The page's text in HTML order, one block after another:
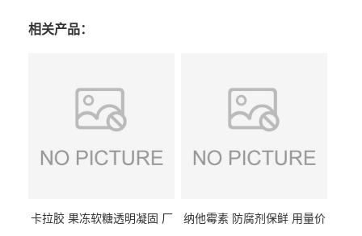
相关产品：
卡拉胶 果冻软糖透明凝固 厂
纳他霉素 防腐剂保鲜 用量价